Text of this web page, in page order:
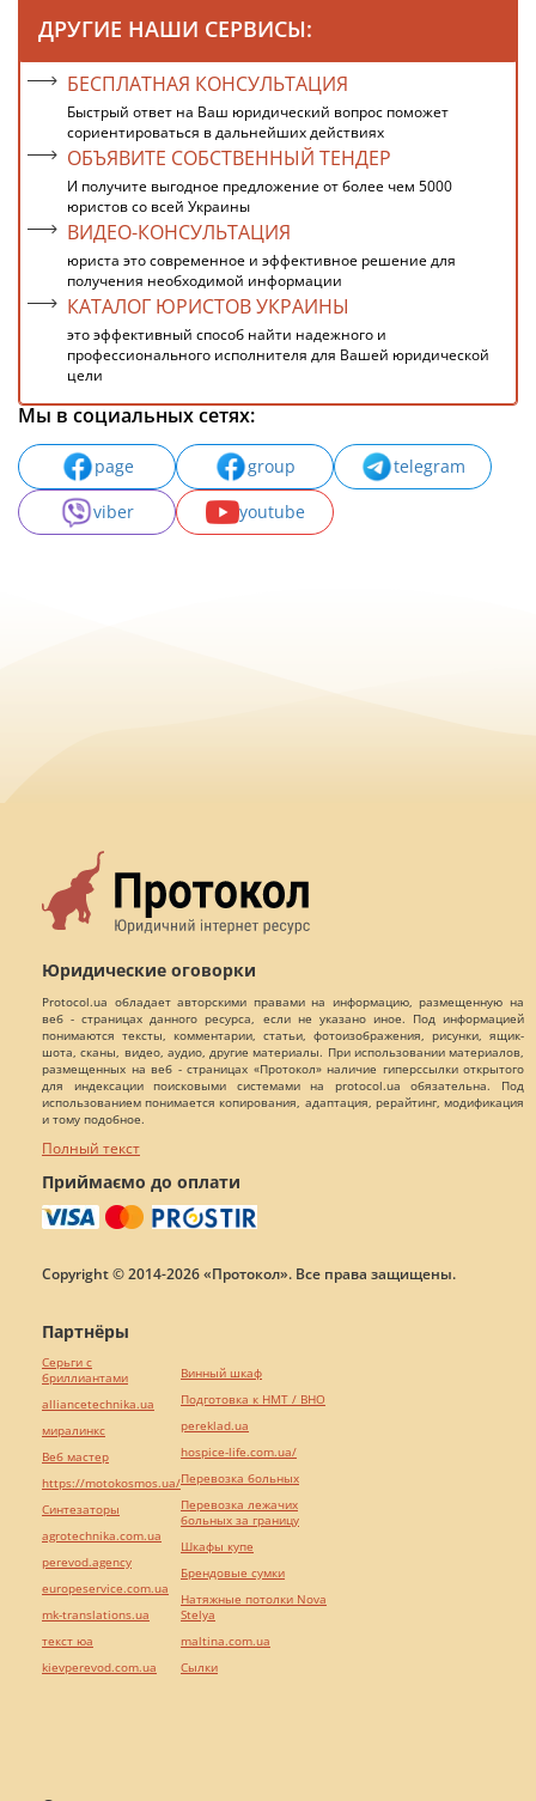
ДРУГИЕ НАШИ СЕРВИСЫ:
БЕСПЛАТНАЯ КОНСУЛЬТАЦИЯ
Быстрый ответ на Ваш юридический вопрос поможет
сориентироваться в дальнейших действиях
ОБЪЯВИТЕ СОБСТВЕННЫЙ ТЕНДЕР
И получите выгодное предложение от более чем 5000
юристов со всей Украины
ВИДЕО-КОНСУЛЬТАЦИЯ
юриста это современное и эффективное решение для
получения необходимой информации
КАТАЛОГ ЮРИСТОВ УКРАИНЫ
это эффективный способ найти надежного и
профессионального исполнителя для Вашей юридической
цели
Мы в социальных сетях:
page group
telegram
viber
youtube
Юридические оговорки
Protocol.ua обладает авторскими правами на информацию, размещенную на
веб - страницах данного ресурса, если не указано иное. Под информацией
понимаются тексты, комментарии, статьи, фотоизображения, рисунки, ящик-
шота, сканы, видео, аудио, другие материалы. При использовании материалов,
размещенных на веб - страницах «Протокол» наличие гиперссылки открытого
для индексации поисковыми системами на protocol.ua обязательна. Под
использованием понимается копирования, адаптация, рерайтинг, модификация
и тому подобное.
Полный текст
Приймаємо до оплати
Copyright © 2014-2026 «Протокол». Все права защищены.
Партнёры
Серьги с
бриллиантами
alliancetechnika.ua
миралинкс
Веб мастер
https://motokosmos.ua/
Синтезаторы
agrotechnika.com.ua
perevod.agency
europeservice.com.ua
mk-translations.ua
текст юа
kievperevod.com.ua
Винный шкаф
Подготовка к НМТ / ВНО
pereklad.ua
hospice-life.com.ua/
Перевозка больных
Перевозка лежачих
больных за границу
Шкафы купе
Брендовые сумки
Натяжные потолки Nova
Stelya
maltina.com.ua
Cылки